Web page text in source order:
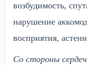
возбудимость,
нарушение
восприятия,
Со стороны